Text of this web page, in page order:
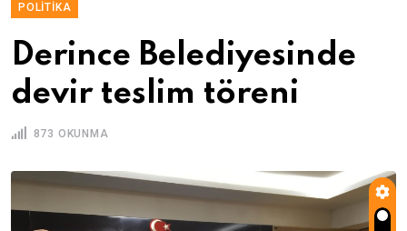
POLITIKA
Derince Belediyesinde
devir teslim töreni
873 OKUNMA